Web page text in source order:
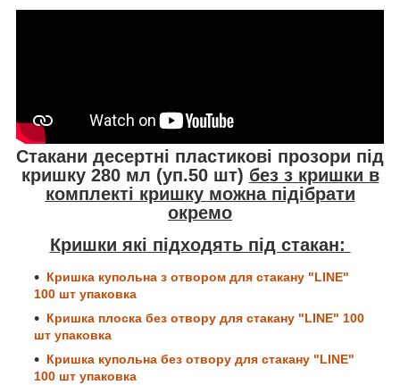
Стакани десертні пластикові прозори під
кришку 280 мл (уп.50 шт) без з кришки в
комплекті кришку можна підібрати
окремо
Кришки які підходять під стакан:
Кришка купольна з отвором для стакану "LINE"
100 шт упаковка
Кришка плоска без отвору для стакану "LINE" 100
шт упаковка
Кришка купольна без отвору для стакану "LINE"
100 шт упаковка